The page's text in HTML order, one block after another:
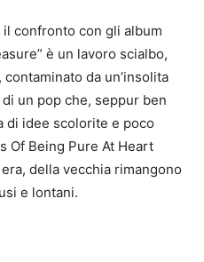
confronto con gli album
è un lavoro scialbo,
da un’insolita
un pop che, seppur ben
di idee scolorite e poco
Of Being Pure At Heart
della vecchia rimangono
e lontani.